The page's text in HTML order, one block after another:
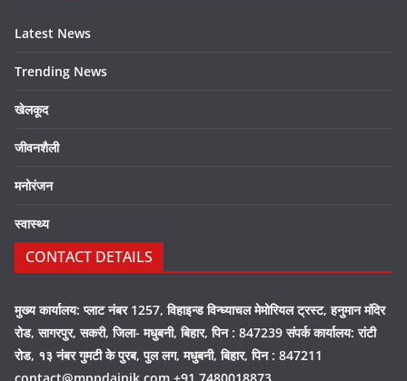
Latest News
Trending News
खेलकूद
जीवनशैली
मनोरंजन
स्वास्थ्य
CONTACT DETAILS
मुख्य कार्यालय: प्लाट नंबर 1257, विहाइन्ड विन्ध्याचल मेमोरियल ट्रस्ट, हनुमान मंदिर
रोड, सागरपुर, सकरी, जिला- मधुबनी, बिहार, पिन : 847239 संपर्क कार्यालय: रांटी
रोड, १३ नंबर गुमटी के पुरब, पुल लग, मधुबनी, बिहार, पिन : 847211